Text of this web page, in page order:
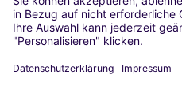
Parken Flughafen München
Parken Flughafen Düsseldorf
Parken Flughafen Berlin-Tegel
Parken Flughafen Köln/Bonn